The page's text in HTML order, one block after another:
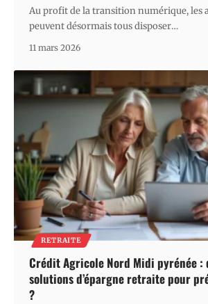
Au profit de la transition numérique, les
peuvent désormais tous disposer…
11 mars 2026
RETRAITE
Crédit Agricole Nord Midi pyrénée :
solutions d’épargne retraite pour
?